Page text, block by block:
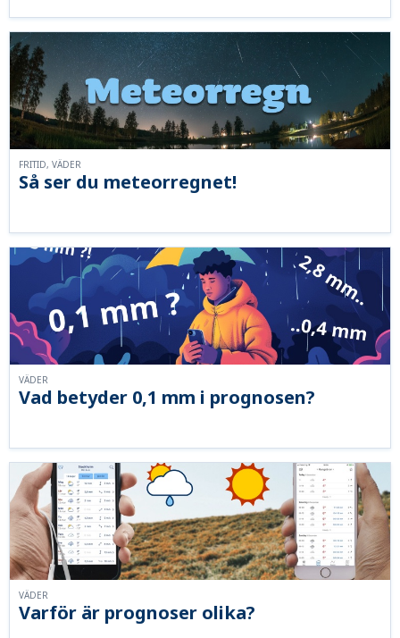
Så ser du meteorregnet!
FRITID, VÄDER
Vad betyder 0,1 mm i prognosen?
VÄDER
Varför är prognoser olika?
VÄDER